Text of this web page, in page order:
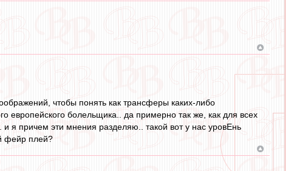
чтобы понять как трансферы каких-либо
европейского болельщика.. да примерно так же, как для всех
я причем эти мнения разделяю.. такой вот у нас уровЕнь
фейр плей?